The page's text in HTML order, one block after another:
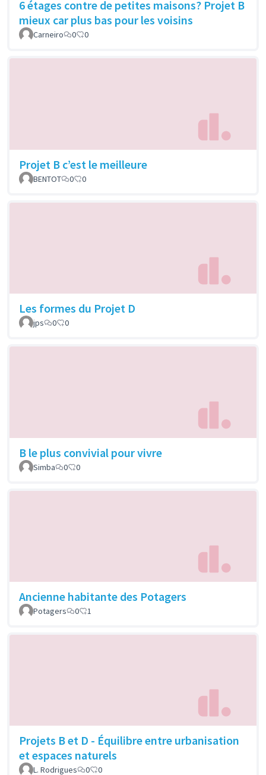
6 étages contre de petites maisons? Projet B
mieux car plus bas pour les voisins
Carneiro 0 0
Projet B c’est le meilleure
BENTOT 0 0
Les formes du Projet D
jps 0 0
B le plus convivial pour vivre
Simba 0 0
Ancienne habitante des Potagers
Potagers 0 1
Projets B et D - Équilibre entre urbanisation
et espaces naturels
L. Rodrigues 0 0